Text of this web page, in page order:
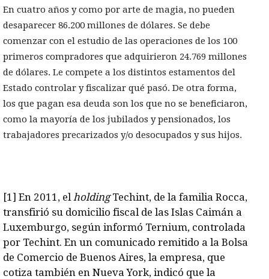
En cuatro años y como por arte de magia, no pueden
desaparecer 86.200 millones de dólares. Se debe
comenzar con el estudio de las operaciones de los 100
primeros compradores que adquirieron 24.769 millones
de dólares. Le compete a los distintos estamentos del
Estado controlar y fiscalizar qué pasó. De otra forma,
los que pagan esa deuda son los que no se beneficiaron,
como la mayoría de los jubilados y pensionados, los
trabajadores precarizados y/o desocupados y sus hijos.
[1] En 2011, el holdingTechint, de la familia Rocca,
transfirió su domicilio fiscal de las Islas Caimán a
Luxemburgo, según informó Ternium, controlada
por Techint. En un comunicado remitido a la Bolsa
de Comercio de Buenos Aires, la empresa, que
cotiza también en Nueva York, indicó que la